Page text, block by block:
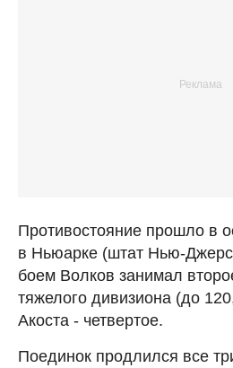
Противостояние прошло в
в Ньюарке (штат Нью-
боем Волков занимал
тяжелого дивизиона (до
Акоста - четвертое.
Поединок продлился все